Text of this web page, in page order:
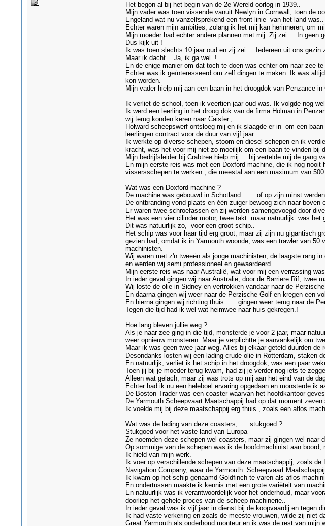
Het begon al bij het begin van de 2e Wereld oorlog in 1939..
Mijn vader was toen vissende vanuit Newlyn in Cornwall, toen de
Engeland wat nu vanzelfsprekend een front linie van het land was..
Echter waren mijn ambities, zolang ik het mij kan herinneren, om
Mijn moeder had echter andere plannen met mij. Zij zei.... In geen
Dus kijk uit !
Ik was toen slechts 10 jaar oud en zij zei.... Iedereen uit ons gezin
Maar ik dacht... Ja, ik ga wel. !
En de enige manier om dat toch te doen was echter om naar zee
Echter was ik geïnteresseerd om zelf dingen te maken. Ik was
kon worden.
Mijn vader hielp mij aan een baan in het droogdok van Penzance
Ik verliet de school, toen ik veertien jaar oud was. Ik volgde nog
Ik werd een leerling in het droog dok van de firma Holman in
wij terug konden keren naar Caister.,
Holward scheepswerf ontsloeg mij en ik slaagde er in om een
leerlingen contract voor de duur van vijf jaar..
Ik werkte op diverse schepen, stoom en diesel schepen en ik
kracht, was het voor mij niet zo moeilijk om een baan te vinden bij
Mijn bedrijfsleider bij Crabtree hielp mij.... hij vertelde mij de
En mijn eerste reis was met een Doxford machine, die ik nog
vissersschepen te werken , die meestal aan een maximum van
Wat was een Doxford machine ?
De machine was gebouwd in Schotland....... of op zijn minst
De ontbranding vond plaats en één zuiger bewoog zich naar
Er waren twee schroefassen en zij werden samengevoegd door
Het was een vier cilinder motor, twee takt. maar natuurlijk was
Dit was natuurlijk zo, voor een groot schip..
Het schip was voor haar tijd erg groot, maar zij zijn nu gigantisch
gezien had, omdat ik in Yarmouth woonde, was een trawler van
machinisten.
Wij waren met z'n tweeën als jonge machinisten, de laagste rang
en werden wij semi professioneel en gewaardeerd.
Mijn eerste reis was naar Australië, wat voor mij een verrassing
In ieder geval gingen wij naar Australië, door de Barriere Rif,
Wij loste de olie in Sidney en vertrokken vandaar naar de
En daarna gingen wij weer naar de Perzische Golf en kregen een
En hierna gingen wij richting thuis.......gingen weer terug naar de
Tegen die tijd had ik wel wat heimwee naar huis gekregen.!
Hoe lang bleven jullie weg ?
Als je naar zee ging in die tijd, monsterde je voor 2 jaar, maar
weer opnieuw monsteren. Maar je verplichtte je aanvankelijk om
Maar ik was geen twee jaar weg. Alles bij elkaar geteld duurden de
Desondanks losten wij een lading crude olie in Rotterdam, staken
En natuurlijk, verliet ik het schip in het droogdok, was een paar
Toen jij bij je moeder terug kwam, had zij je verder nog iets te
Alleen wat gelach, maar zij was trots op mij aan het eind van de
Echter had ik nu een heleboel ervaring opgedaan en monsterde ik
De Boston Trader was een coaster waarvan het hoofdkantoor
De Yarmouth Scheepvaart Maatschappij had op dat moment
Ik voelde mij bij deze maatschappij erg thuis , zoals een aflos
Wat was de lading van deze coasters, .... stukgoed ?
Stukgoed voor het vaste land van Europa
Ze noemden deze schepen wel coasters, maar zij gingen wel
Op sommige van de schepen was ik de hoofdmachinist aan
Ik hield van mijn werk.
Ik voer op verschillende schepen van deze maatschappij, zoals
Navigation Company, waar de Yarmouth Scheepvaart
Ik kwam op het schip genaamd Goldfinch te varen als aflos
En ondertussen maakte ik kennis met een grote variëteit van
En natuurlijk was ik verantwoordelijk voor het onderhoud, maar
doorliep het gehele proces van de scheep machinerie..
In ieder geval was ik vijf jaar in dienst bij de koopvaardij en tegen
Ik had vaste verkering en zoals de meeste vrouwen, wilde zij niet
Great Yarmouth als onderhoud monteur en ik was de rest van mijn